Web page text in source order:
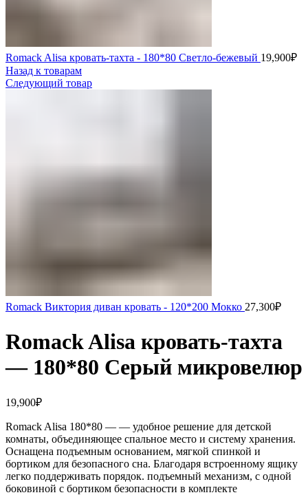
Romack Alisa кровать-тахта - 180*80 Светло-бежевый 19,900₽
Назад к товарам
Следующий товар
Romack Виктория диван кровать - 120*200 Мокко 27,300₽
Romack Alisa кровать-тахта
— 180*80 Серый микровелюр
19,900₽
Romack Alisa 180*80 — — удобное решение для детской
комнаты, объединяющее спальное место и систему хранения.
Оснащена подъемным основанием, мягкой спинкой и
бортиком для безопасного сна. Благодаря встроенному ящику
легко поддерживать порядок. подъемный механизм, с одной
боковиной c бортиком безопасности в комплекте